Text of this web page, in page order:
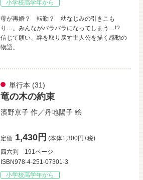
小学校高学年から
母が再婚？ 転勤？ 幼なじみの引きこも
り…。みんながバラバラになってしまう…!?
信じて願い、絆を取り戻す主人公を描く感動の
物語。
単行本 (31)
竜の木の約束
濱野京子 作／丹地陽子 絵
定価 1,430円 (本体1,300円+税)
四六判
191ページ
ISBN978-4-251-07301-3
小学校高学年から